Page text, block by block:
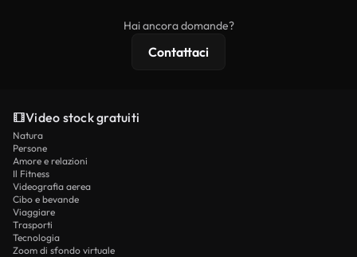
Hai ancora domande?
Contattaci
Video stock gratuiti
Natura
Persone
Amore e relazioni
Il Fitness
Videografia aerea
Cibo e bevande
Viaggiare
Trasporti
Tecnologia
Zoom di sfondo virtuale